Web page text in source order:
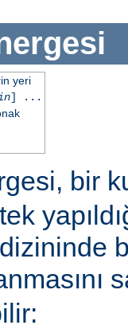
yeri
] ...
bir
dizininde